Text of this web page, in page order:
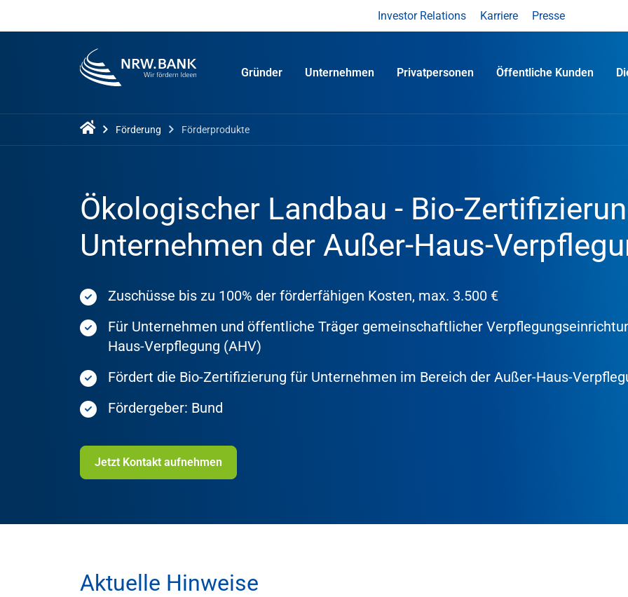
Investor Relations Karriere Presse
Gründer Unternehmen Privatpersonen Öffentliche Kunden
Förderung Förderprodukte
Ökologischer Landbau - Bio-
Unternehmen der Außer-Haus-
Zuschüsse bis zu 100% der förderfähigen Kosten, max. 3.500 €
Für Unternehmen und öffentliche Träger gemeinschaftlicher
Haus-Verpflegung (AHV)
Fördert die Bio-Zertifizierung für Unternehmen im Bereich der Außer-Haus-
Fördergeber: Bund
Jetzt Kontakt aufnehmen
Aktuelle Hinweise